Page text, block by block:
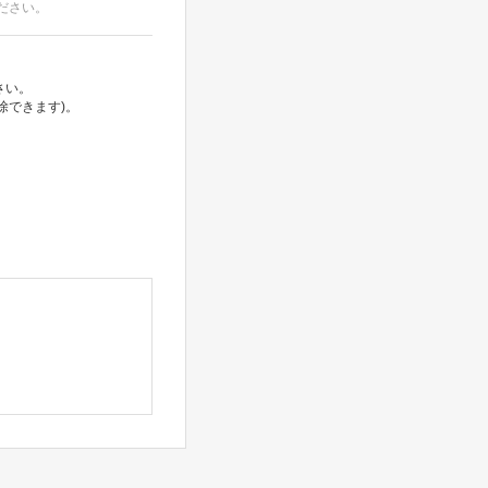
い。
。
きます)。